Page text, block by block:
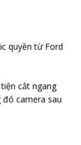
quyền từ Ford
cắt ngang
camera sau